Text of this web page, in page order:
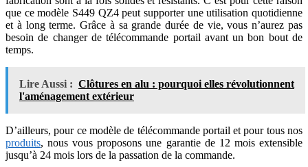
que ce modèle S449 QZ4 peut supporter une utilisation quotidienne
et à long terme. Grâce à sa grande durée de vie, vous n’aurez pas
besoin de changer de télécommande portail avant un bon bout de
temps.
Lire Aussi : Clôtures en alu : pourquoi elles révolutionnent
l'aménagement extérieur
D’ailleurs, pour ce modèle de télécommande portail et pour tous nos
produits, nous vous proposons une garantie de 12 mois extensible
jusqu’à 24 mois lors de la passation de la commande.